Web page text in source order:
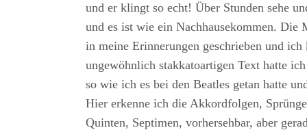
und er klingt so echt! Über Stunden sehe
und es ist wie ein Nachhausekommen. Die
in meine Erinnerungen geschrieben und
ungewöhnlich stakkatoartigen Text hatte
so wie ich es bei den Beatles getan hatte
Hier erkenne ich die Akkordfolgen,
Quinten, Septimen, vorhersehbar, aber